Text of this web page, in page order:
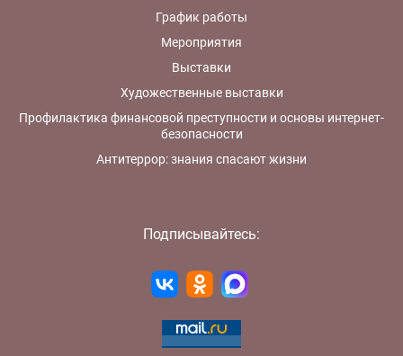
График работы
Мероприятия
Выставки
Художественные выставки
Профилактика финансовой преступности и основы интернет-
безопасности
Антитеррор: знания спасают жизни
Подписывайтесь: